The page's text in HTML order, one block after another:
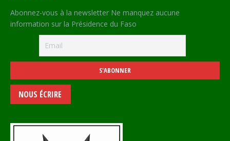
Abonnez-vous à la newsletter Ne manquez aucune
information sur la Présidence du Faso
NOUS ÉCRIRE